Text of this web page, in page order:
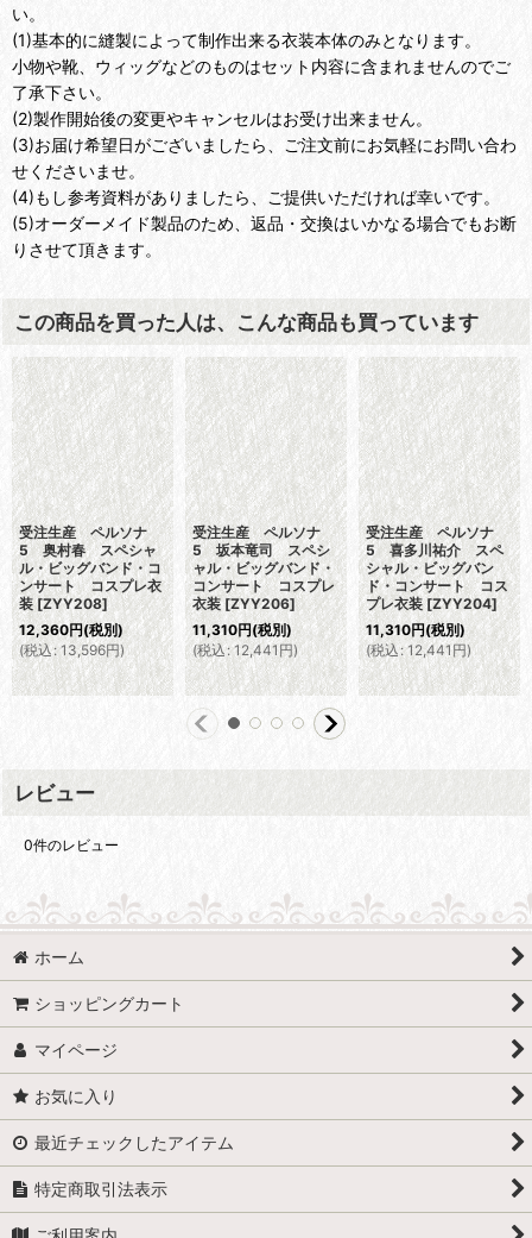
い。
(1)基本的に縫製によって制作出来る衣装本体のみとなります。
小物や靴、ウィッグなどのものはセット内容に含まれませんのでご
了承下さい。
(2)製作開始後の変更やキャンセルはお受け出来ません。
(3)お届け希望日がございましたら、ご注文前にお気軽にお問い合わ
せくださいませ。
(4)もし参考資料がありましたら、ご提供いただければ幸いです。
(5)オーダーメイド製品のため、返品・交換はいかなる場合でもお断
りさせて頂きます。
この商品を買った人は、こんな商品も買っています
受注生産 ペルソナ
5 奥村春 スペシャ
ル・ビッグバンド・コ
ンサート コスプレ衣
装 [ZYY208]
12,360円(税別)
(税込: 13,596円)
受注生産 ペルソナ
5 坂本竜司 スペシ
ャル・ビッグバンド・
コンサート コスプレ
衣装 [ZYY206]
11,310円(税別)
(税込: 12,441円)
受注生産 ペルソナ
5 喜多川祐介 スペ
シャル・ビッグバン
ド・コンサート コス
プレ衣装 [ZYY204]
11,310円(税別)
(税込: 12,441円)
レビュー
0件のレビュー
ホーム
ショッピングカート
マイページ
お気に入り
最近チェックしたアイテム
特定商取引法表示